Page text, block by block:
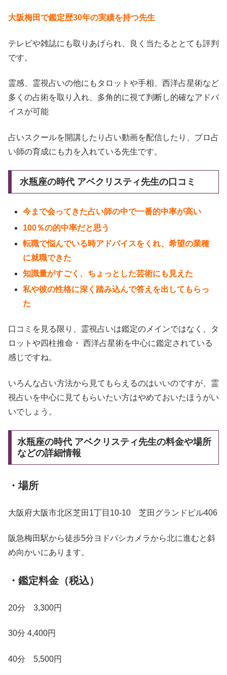
大阪梅田で鑑定歴30年の実績を持つ先生
テレビや雑誌にも取りあげられ、良く当たるととても評判
です。
霊感、霊視占いの他にもタロットや手相、西洋占星術など
多くの占術を取り入れ、多角的に視て判断し的確なアドバ
イスが可能
占いスクールを開講したり占い動画を配信したり、プロ占
い師の育成にも力を入れている先生です。
水瓶座の時代 アベクリスティ先生の口コミ
今まで会ってきた占い師の中で一番的中率が高い
100％の的中率だと思う
転職で悩んでいる時アドバイスをくれ、希望の業種
に就職できた
知識量がすごく、ちょっとした芸術にも見えた
私や彼の性格に深く踏み込んで答えを出してもらっ
た
口コミを見る限り、霊視占いは鑑定のメインではなく、タ
ロットや四柱推命・ 西洋占星術を中心に鑑定されている
感じですね。
いろんな占い方法から見てもらえるのはいいのですが、霊
視占いを中心に見てもらいたい方はやめておいたほうがい
いでしょう。
水瓶座の時代 アベクリスティ先生の料金や場所
などの詳細情報
・場所
大阪府大阪市北区芝田1丁目10-10 芝田グランドビル406
阪急梅田駅から徒歩5分ヨドバシカメラから北に進むと斜
め向かいにあります。
・鑑定料金（税込）
20分 3,300円
30分 4,400円
40分 5,500円